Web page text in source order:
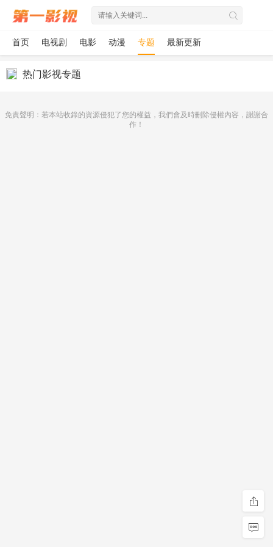
首页 电视剧 电影 动漫 专题 最新更新
热门影视专题
免責聲明：若本站收錄的資源侵犯了您的權益，我們會及時刪除侵權內容，謝謝合
作！